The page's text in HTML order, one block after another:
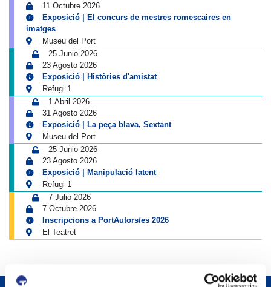
11 Octubre 2026
Exposició | El concurs de mestres romescaires en
imatges
Museu del Port
25 Junio 2026
23 Agosto 2026
Exposició | Històries d'amistat
Refugi 1
1 Abril 2026
31 Agosto 2026
Exposició | La peça blava, Sextant
Museu del Port
25 Junio 2026
23 Agosto 2026
Exposició | Manipulació latent
Refugi 1
7 Julio 2026
7 Octubre 2026
Inscripcions a PortAutors/es 2026
El Teatret